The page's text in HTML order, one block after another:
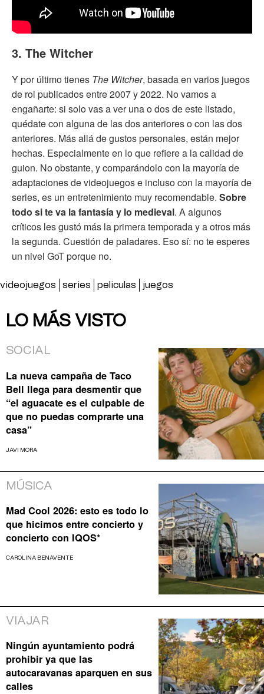
3. The Witcher
Y por último tienes The Witcher, basada en varios juegos
de rol publicados entre 2007 y 2022. No vamos a
engañarte: si solo vas a ver una o dos de este listado,
quédate con alguna de las dos anteriores o con las dos
anteriores. Más allá de gustos personales, están mejor
hechas. Especialmente en lo que refiere a la calidad de
guion. No obstante, y comparándolo con la mayoría de
adaptaciones de videojuegos e incluso con la mayoría de
series, es un entretenimiento muy recomendable. Sobre
todo si te va la fantasía y lo medieval. A algunos
críticos les gustó más la primera temporada y a otros más
la segunda. Cuestión de paladares. Eso sí: no te esperes
un nivel GoT porque no.
videojuegos series peliculas juegos
LO MÁS VISTO
SOCIAL
La nueva campaña de Taco
Bell llega para desmentir que
“el aguacate es el culpable de
que no puedas comprarte una
casa”
JAVI MORA
MÚSICA
Mad Cool 2026: esto es todo lo
que hicimos entre concierto y
concierto con IQOS*
CAROLINA BENAVENTE
VIAJAR
Ningún ayuntamiento podrá
prohibir ya que las
autocaravanas aparquen en sus
calles